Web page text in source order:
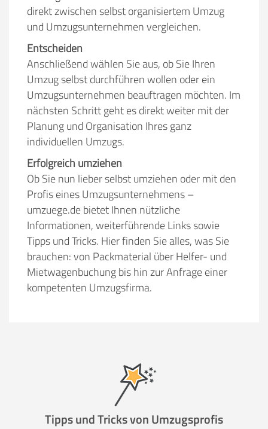
direkt zwischen selbst organisiertem Umzug
und Umzugsunternehmen vergleichen.
Entscheiden
Anschließend wählen Sie aus, ob Sie Ihren
Umzug selbst durchführen wollen oder ein
Umzugsunternehmen beauftragen möchten. Im
nächsten Schritt geht es direkt weiter mit der
Planung und Organisation Ihres ganz
individuellen Umzugs.
Erfolgreich umziehen
Ob Sie nun lieber selbst umziehen oder mit den
Profis eines Umzugsunternehmens –
umzuege.de bietet Ihnen nützliche
Informationen, weiterführende Links sowie
Tipps und Tricks. Hier finden Sie alles, was Sie
brauchen: von Packmaterial über Helfer- und
Mietwagenbuchung bis hin zur Anfrage einer
kompetenten Umzugsfirma.
Tipps und Tricks von Umzugsprofis